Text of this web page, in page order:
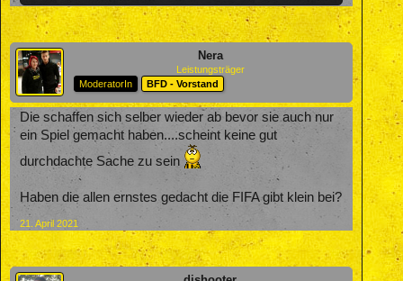
Nera
Leistungsträger
ModeratorIn
BFD - Vorstand
Die schaffen sich selber wieder ab bevor sie auch nur
ein Spiel gemacht haben....scheint keine gut
durchdachte Sache zu sein
Haben die allen ernstes gedacht die FIFA gibt klein bei?
21. April 2021